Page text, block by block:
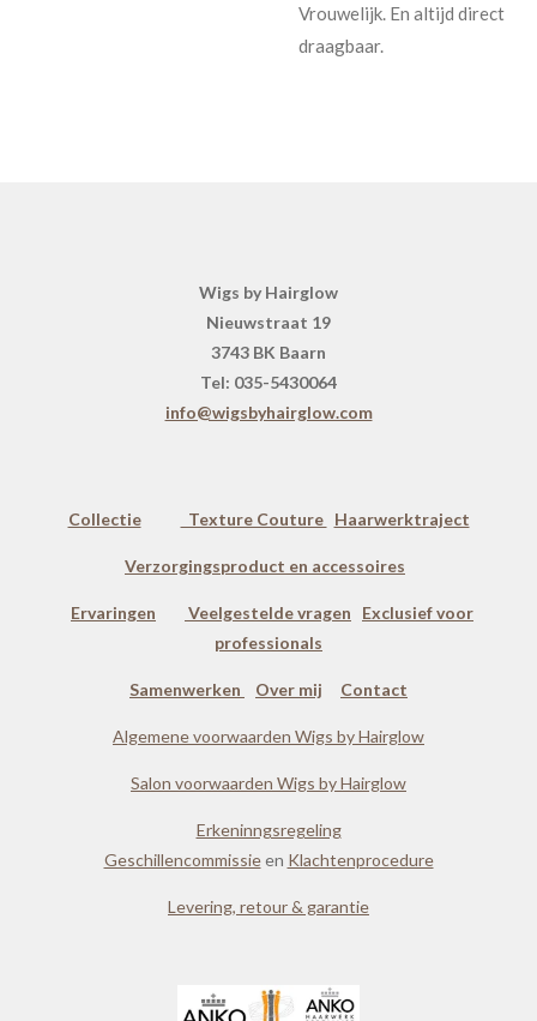
Vrouwelijk. En altijd direct
draagbaar.
Wigs by Hairglow
Nieuwstraat 19
3743 BK Baarn
Tel: 035-5430064
info@wigsbyhairglow.com
Collectie Texture Couture Haarwerktraject
Verzorgingsproduct en accessoires
Ervaringen Veelgestelde vragen
Exclusief voor
professionals
Samenwerken Over mij Contact
Algemene voorwaarden Wigs by Hairglow
Salon voorwaarden Wigs by Hairglow
Erkeninngsregeling
Geschillencommissieen Klachtenprocedure
Levering, retour & garantie